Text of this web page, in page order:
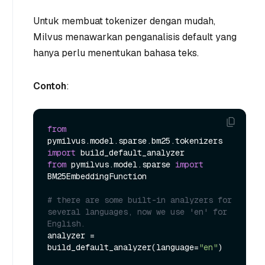
Untuk membuat tokenizer dengan mudah,
Milvus menawarkan penganalisis default yang
hanya perlu menentukan bahasa teks.
Contoh:
from
import
from pymilvus.model.sparse import
BM25EmbeddingFunction
# there are some built-in analyzers for
several languages, now we use 'en' for
English.
analyzer =
build_default_analyzer(language="en")